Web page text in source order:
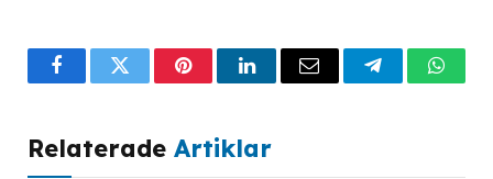
FacebookTwitterPinterestLinkedInEmail Telegram
Relaterade Artiklar